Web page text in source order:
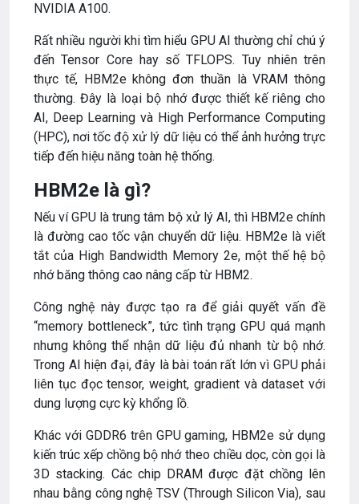
NVIDIA A100.
Rất nhiều người khi tìm hiểu GPU AI thường chỉ chú ý
đến Tensor Core hay số TFLOPS. Tuy nhiên trên
thực tế, HBM2e không đơn thuần là VRAM thông
thường. Đây là loại bộ nhớ được thiết kế riêng cho
AI, Deep Learning và High Performance Computing
(HPC), nơi tốc độ xử lý dữ liệu có thể ảnh hưởng trực
tiếp đến hiệu năng toàn hệ thống.
HBM2e là gì?
Nếu ví GPU là trung tâm bộ xử lý AI, thì HBM2e chính
là đường cao tốc vận chuyển dữ liệu. HBM2e là viết
tắt của High Bandwidth Memory 2e, một thế hệ bộ
nhớ băng thông cao nâng cấp từ HBM2.
Công nghệ này được tạo ra để giải quyết vấn đề
“memory bottleneck”, tức tình trạng GPU quá mạnh
nhưng không thể nhận dữ liệu đủ nhanh từ bộ nhớ.
Trong AI hiện đại, đây là bài toán rất lớn vì GPU phải
liên tục đọc tensor, weight, gradient và dataset với
dung lượng cực kỳ khổng lồ.
Khác với GDDR6 trên GPU gaming, HBM2e sử dụng
kiến trúc xếp chồng bộ nhớ theo chiều dọc, còn gọi là
3D stacking. Các chip DRAM được đặt chồng lên
nhau bằng công nghệ TSV (Through Silicon Via), sau